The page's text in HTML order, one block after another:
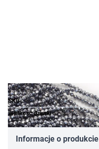
SKU
Wielkość dziurki
Informacje o produkcie